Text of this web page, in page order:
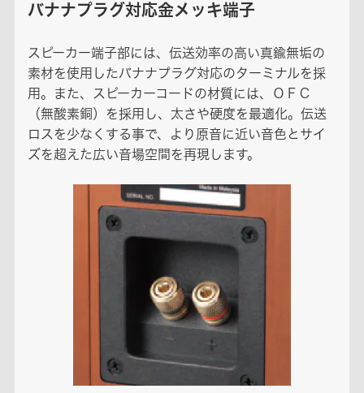
バナナプラグ対応金メッキ端子
スピーカー端子部には、伝送効率の高い真鍮無垢の
素材を使用したバナナプラグ対応のターミナルを採
用。また、スピーカーコードの材質には、ＯＦＣ
（無酸素銅）を採用し、太さや硬度を最適化。伝送
ロスを少なくする事で、より原音に近い音色とサイ
ズを超えた広い音場空間を再現します。